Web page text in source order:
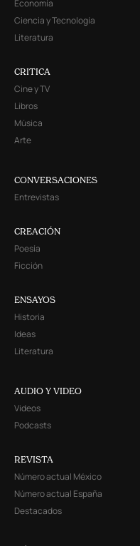
Economía
Ciencia y Tecnología
Literatura
CRITICA
Cine y TV
Libros
Música
Arte
CONVERSACIONES
Entrevistas
CREACIÓN
Poesía
Ficción
ENSAYOS
Historia
Ideas
Literatura
AUDIO Y VIDEO
Videos
Podcasts
REVISTA
Número actual México
Número actual España
Destacados